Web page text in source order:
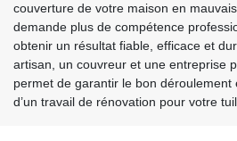
couverture de votre maison en
demande plus de compétence
obtenir un résultat fiable, efficace et
artisan, un couvreur et une entreprise
permet de garantir le bon déroulement
d’un travail de rénovation pour votre